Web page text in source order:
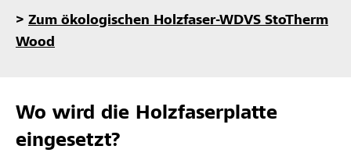
> Zum ökologischen Holzfaser-WDVS StoTherm
Wood
Wo wird die Holzfaserplatte
eingesetzt?